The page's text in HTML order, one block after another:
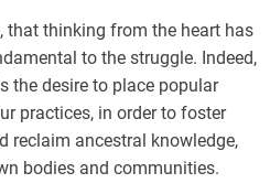
that thinking from the heart has
to the struggle. Indeed,
the desire to place popular
practices, in order to foster
reclaim ancestral knowledge,
bodies and communities.